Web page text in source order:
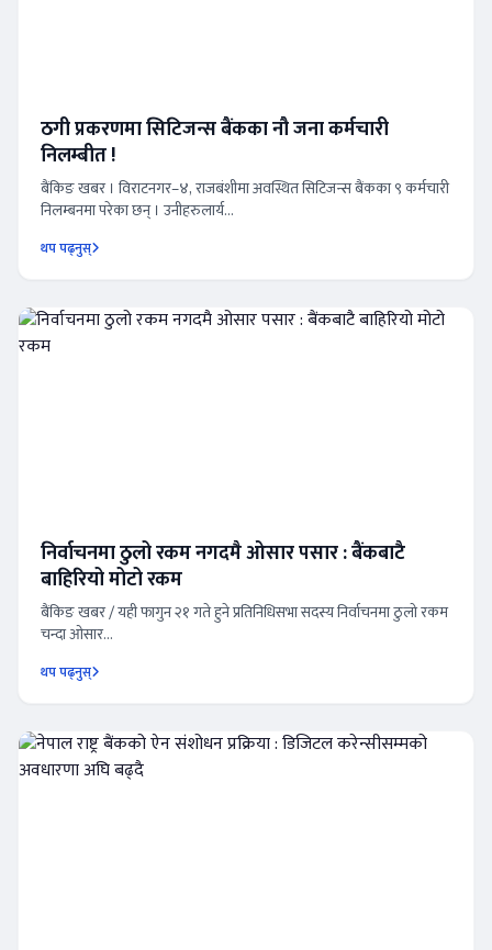
ठगी प्रकरणमा सिटिजन्स बैंकका नौ जना कर्मचारी
निलम्बीत !
बैंकिङ खबर । विराटनगर–४, राजबंशीमा अवस्थित सिटिजन्स बैंकका ९ कर्मचारी
निलम्बनमा परेका छन् । उनीहरुलार्य...
थप पढ्नुस्
निर्वाचनमा ठुलो रकम नगदमै ओसार पसार : बैंकबाटै
बाहिरियो मोटो रकम
बैंकिङ खबर / यही फागुन २१ गते हुने प्रतिनिधिसभा सदस्य निर्वाचनमा ठुलो रकम
चन्दा ओसार...
थप पढ्नुस्